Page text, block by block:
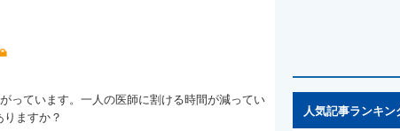
っています。一人の医師に割ける時間が減ってい
ますか？
人気記事ランキン